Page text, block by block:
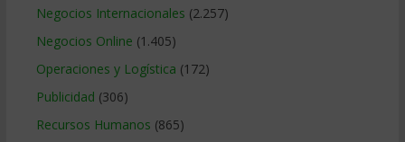
Negocios Internacionales (2.257)
Negocios Online (1.405)
Operaciones y Logística (172)
Publicidad (306)
Recursos Humanos (865)